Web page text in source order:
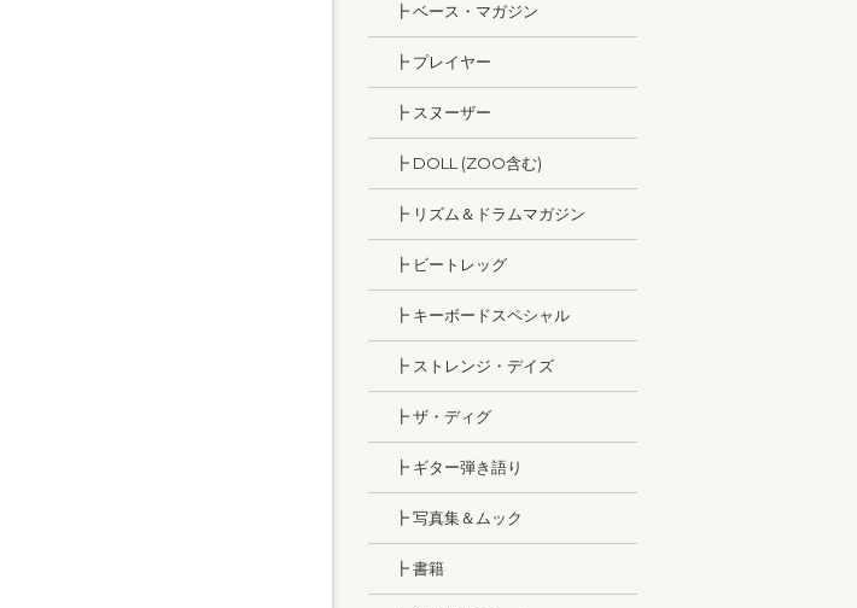
┣ ベース・マガジン
┣ プレイヤー
┣ スヌーザー
┣ DOLL (ZOO含む)
┣ リズム＆ドラムマガジン
┣ ビートレッグ
┣ キーボードスペシャル
┣ ストレンジ・デイズ
┣ ザ・ディグ
┣ ギター弾き語り
┣ 写真集＆ムック
┣ 書籍